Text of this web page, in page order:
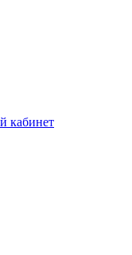
кабинет